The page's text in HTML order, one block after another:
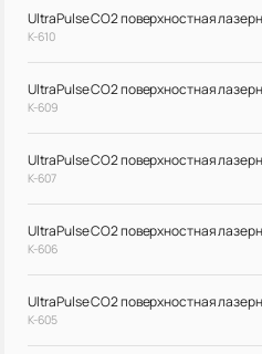
UltraPulse CO2 поверхностная
К-610
UltraPulse CO2 поверхностная
К-609
UltraPulse CO2 поверхностная
К-607
UltraPulse CO2 поверхностная
К-606
UltraPulse CO2 поверхностная
К-605